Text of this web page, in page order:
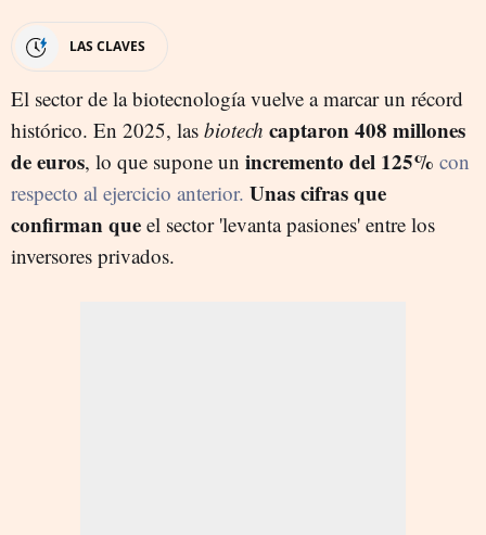
LAS CLAVES
El sector de la biotecnología vuelve a marcar un récord
histórico. En 2025, las biotech captaron 408 millones
de euros, lo que supone un incremento del 125% con
respecto al ejercicio anterior. Unas cifras que
confirman que el sector 'levanta pasiones' entre los
inversores privados.